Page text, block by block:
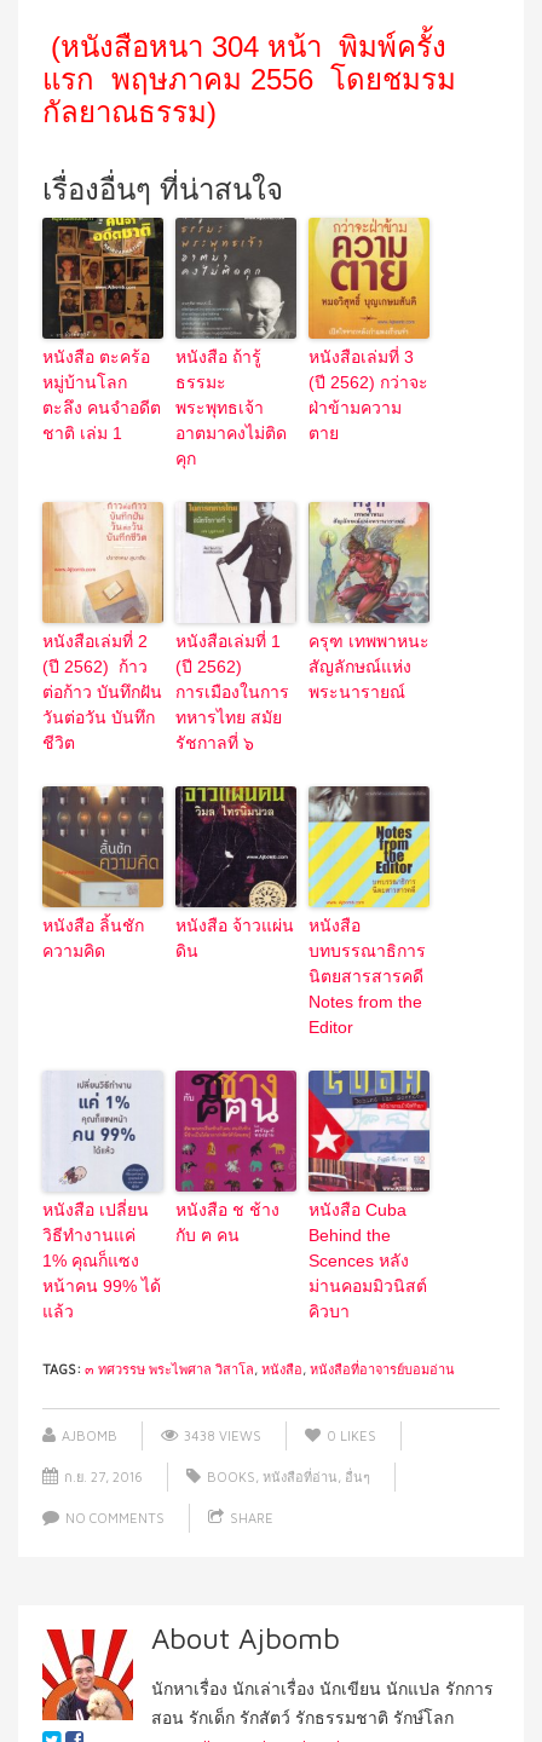
(หนังสือหนา 304 หน้า พิมพ์ครั้ง
แรก พฤษภาคม 2556 โดยชมรม
กัลยาณธรรม)
เรื่องอื่นๆ ที่น่าสนใจ
หนังสือ ตะคร้อ
หมู่บ้านโลก
ตะลึง คนจำอดีต
ชาติ เล่ม 1
หนังสือ ถ้ารู้
ธรรมะ
พระพุทธเจ้า
อาตมาคงไม่ติด
คุก
หนังสือเล่มที่ 3
(ปี 2562) กว่าจะ
ฝ่าข้ามความ
ตาย
หนังสือเล่มที่ 2
(ปี 2562) ก้าว
ต่อก้าว บันทึกฝัน
วันต่อวัน บันทึก
ชีวิต
หนังสือเล่มที่ 1
(ปี 2562)
การเมืองในการ
ทหารไทย สมัย
รัชกาลที่ ๖
ครุฑ เทพพาหนะ
สัญลักษณ์แห่ง
พระนารายณ์
หนังสือ ลิ้นชัก
ความคิด
หนังสือ จ้าวแผ่น
ดิน
หนังสือ
บทบรรณาธิการ
นิตยสารสารคดี
Notes from the
Editor
หนังสือ เปลี่ยน
วิธีทำงานแค่
1% คุณก็แซง
หน้าคน 99% ได้
แล้ว
หนังสือ ช ช้าง
กับ ฅ คน
หนังสือ Cuba
Behind the
Scences หลัง
ม่านคอมมิวนิสต์
คิวบา
TAGS: ๓ ทศวรรษ พระไพศาล วิสาโล, หนังสือ, หนังสือที่อาจารย์บอมอ่าน
AJBOMB 3438 VIEWS 0 LIKES
ก.ย. 27, 2016 BOOKS หนังสือที่อ่าน อื่นๆ
NO COMMENTS SHARE
About Ajbomb
นักหาเรื่อง นักเล่าเรื่อง นักเขียน นักแปล รักการ
สอน รักเด็ก รักสัตว์ รักธรรมชาติ รักษ์โลก